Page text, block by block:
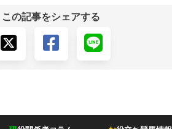
この記事をシェアする